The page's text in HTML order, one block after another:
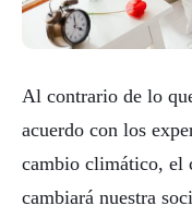
Al contrario de lo
acuerdo con los
cambio climático, el
cambiará nuestra